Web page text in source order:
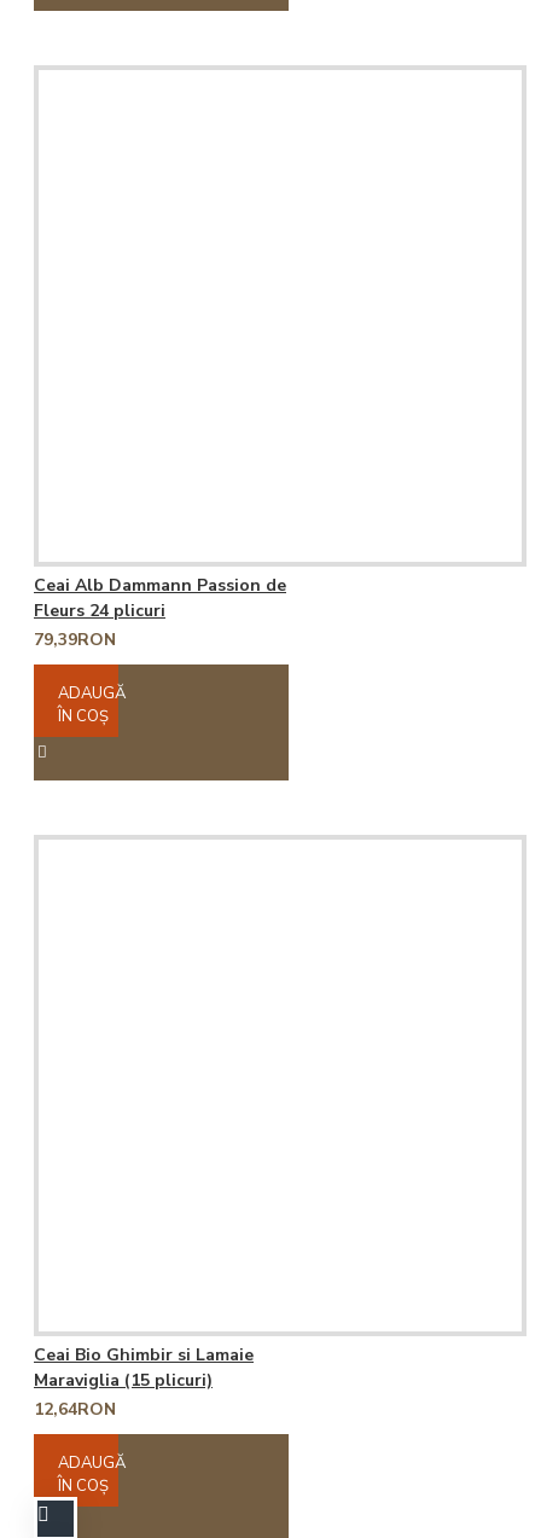
Ceai Alb Dammann Passion de
Fleurs 24 plicuri
79,39RON
ADAUGĂ
ÎN COŞ
Ceai Bio Ghimbir si Lamaie
Maraviglia (15 plicuri)
12,64RON
ADAUGĂ
ÎN COŞ